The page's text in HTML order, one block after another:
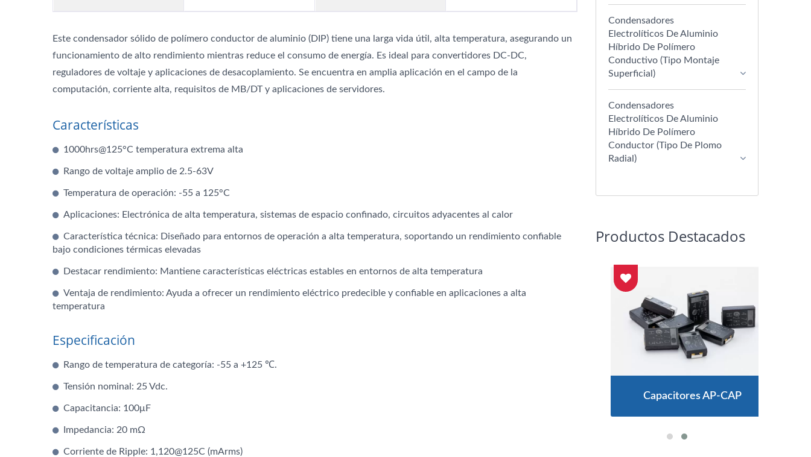
Este condensador sólido de polímero conductor de aluminio (DIP) tiene una larga vida útil, alta temperatura, asegurando un
funcionamiento de alto rendimiento mientras reduce el consumo de energía. Es ideal para convertidores DC-DC,
reguladores de voltaje y aplicaciones de desacoplamiento. Se encuentra en amplia aplicación en el campo de la
computación, corriente alta, requisitos de MB/DT y aplicaciones de servidores.
Características
1000hrs@125°C temperatura extrema alta
Rango de voltaje amplio de 2.5-63V
Temperatura de operación: -55 a 125°C
Aplicaciones: Electrónica de alta temperatura, sistemas de espacio confinado, circuitos adyacentes al calor
Característica técnica: Diseñado para entornos de operación a alta temperatura, soportando un rendimiento confiable
bajo condiciones térmicas elevadas
Destacar rendimiento: Mantiene características eléctricas estables en entornos de alta temperatura
Ventaja de rendimiento: Ayuda a ofrecer un rendimiento eléctrico predecible y confiable en aplicaciones a alta
temperatura
Especificación
Rango de temperatura de categoría: -55 a +125 ℃.
Tensión nominal: 25 Vdc.
Capacitancia: 100μF
Impedancia: 20 mΩ
Corriente de Ripple: 1,120@125C (mArms)
Condensadores
Electrolíticos De Aluminio
Híbrido De Polímero
Conductivo (Tipo Montaje
Superficial)
Condensadores
Electrolíticos De Aluminio
Híbrido De Polímero
Conductor (tipo De Plomo
Radial)
Productos Destacados
Capacitores AP-CAP